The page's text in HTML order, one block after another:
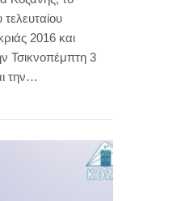
2016 και
Τσικνοπέμπτη 3
την…
0